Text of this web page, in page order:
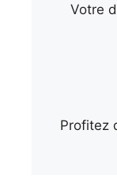
Votre
Profitez